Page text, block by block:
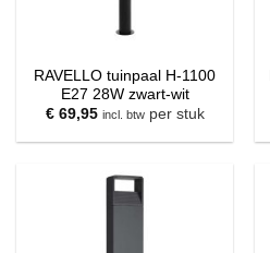
RAVELLO tuinpaal H-1100
E27 28W zwart-wit
€69,95 incl. btwper stuk